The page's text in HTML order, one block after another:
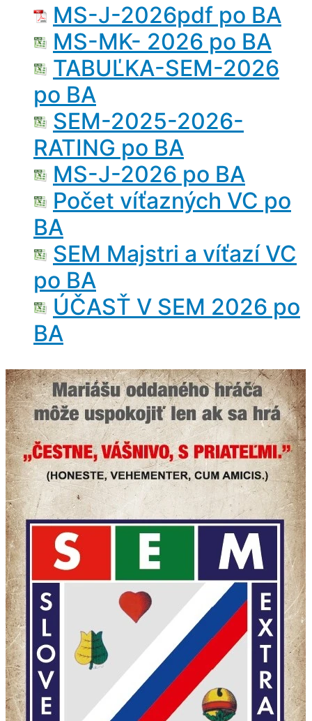
MS-J-2026pdf po BA
MS-MK- 2026 po BA
TABUĽKA-SEM-2026
po BA
SEM-2025-2026-
RATING po BA
MS-J-2026 po BA
Počet víťazných VC po
BA
SEM Majstri a víťazí VC
po BA
ÚČASŤ V SEM 2026 po
BA